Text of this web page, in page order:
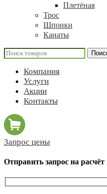
Плетёная
Трос
Шпонки
Канаты
Компания
Услуги
Акции
Контакты
Запрос цены
Отправить запрос на